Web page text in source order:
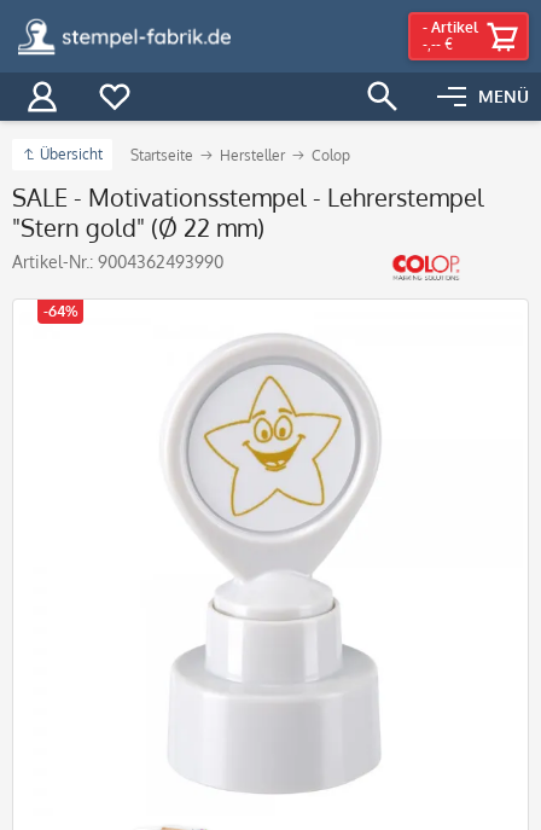
MENÜ
- Artikel
-,-- €
Übersicht Startseite Hersteller Colop
SALE - Motivationsstempel - Lehrerstempel
"Stern gold" (Ø 22 mm)
Artikel-Nr.: 9004362493990
-64%